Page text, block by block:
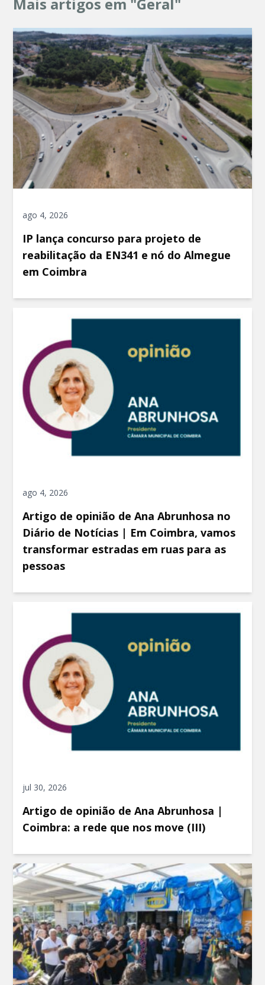
Mais artigos em "Geral"
ago 4, 2026
IP lança concurso para projeto de
reabilitação da EN341 e nó do Almegue
em Coimbra
ago 4, 2026
Artigo de opinião de Ana Abrunhosa no
Diário de Notícias | Em Coimbra, vamos
transformar estradas em ruas para as
pessoas
jul 30, 2026
Artigo de opinião de Ana Abrunhosa |
Coimbra: a rede que nos move (III)